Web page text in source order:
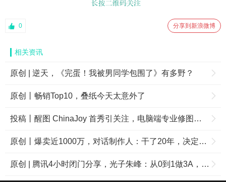
0 分享到新浪微博
相关资讯
原创 | 逆天，《完蛋！我被男同学包围了》有多野？
原创丨畅销Top10，叠纸今天太意外了
投稿丨醒图 ChinaJoy 首秀引关注，电脑端专业修图成摄影师新选择
原创丨爆卖近1000万，对话制作人：干了20年，决定在中国拼一把
原创 | 腾讯4小时闭门分享，光子朱峰：从0到1做3A，坚守长期主义